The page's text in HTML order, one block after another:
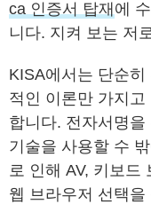
ca 인증서 탑재에
니다. 지켜 보는 저
KISA에서는 단순
적인 이론만 가지
합니다. 전자서명
기술을 사용할 수
로 인해 AV, 키보드
웹 브라우저 선택